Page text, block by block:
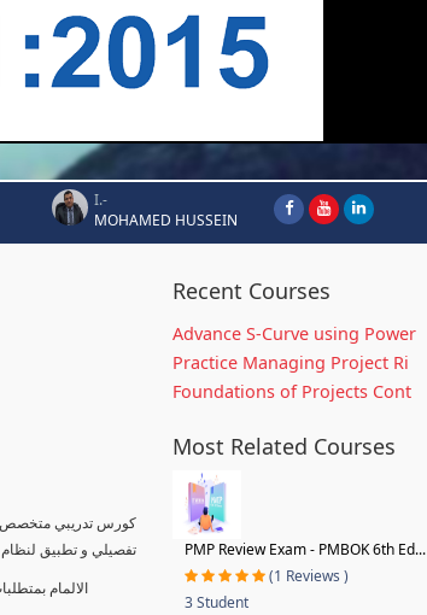
I.-
MOHAMED HUSSEIN
كورس تدريبي متخصص
تفصيلي و تطبيق لنظام ادارة
الالمام
Recent Courses
Advance S-Curve using Power
Practice Managing Project Ri
Foundations of Projects Cont
Most Related Courses
PMP Review Exam - PMBOK 6th Ed...
(1 Reviews )
3 Student